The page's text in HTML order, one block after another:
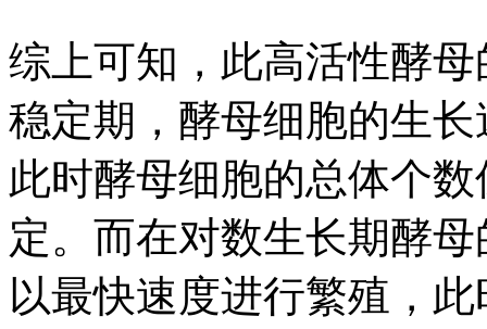
综上可知，此高活性酵
稳定期，酵母细胞的生
此时酵母细胞的总体个
定。而在对数生长期酵
以最快速度进行繁殖，